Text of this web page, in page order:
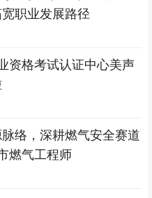
职业发展路径
资格考试认证中心美声
络，深耕燃气安全赛道
气工程师